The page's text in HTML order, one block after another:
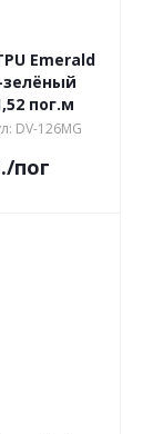
Emerald
пог.м
DV-126MG
/пог